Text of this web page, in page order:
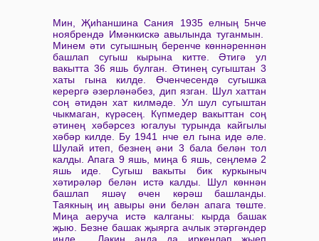
Мин, Җиһаншина Сания 1935 елның 5нче
ноябрендә Имәнкискә авылында туганмын.
Минем әти сугышның беренче көннәреннән
башлап сугыш кырына китте. Әтигә ул
вакытта 36 яшь булган. Әтинең сугыштан 3
хаты гына килде. Өченчесендә сугышка
керергә әзерләнәбез, дип язган. Шул хаттан
соң әтидән хат килмәде. Ул шул сугыштан
чыкмаган, күрәсең. Күпмедер вакыттан соң
әтинең хәбәрсез югалуы турында кайгылы
хәбәр килде. Бу 1941 нче ел гына иде әле.
Шулай итеп, безнең әни 3 бала белән тол
калды. Апага 9 яшь, миңа 6 яшь, сеңлемә 2
яшь иде. Сугыш вакыты бик куркыныч
хәтирәләр белән истә калды. Шул көннән
башлап яшәү өчен көрәш башланды.
Таякның иң авыры әни белән апага төште.
Миңа аеруча истә калганы: кырда башак
җыю. Безне башак җыярга ачлык этәргәндер